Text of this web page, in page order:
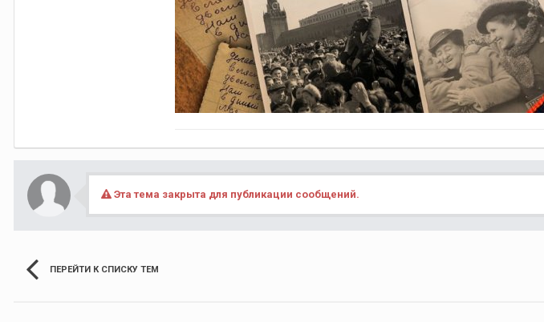
Эта тема закрыта для публикации сообщений.
ПЕРЕЙТИ К СПИСКУ ТЕМ